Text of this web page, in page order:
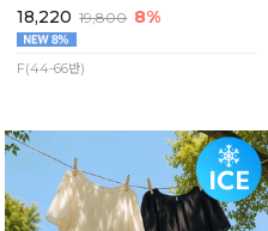
18,220 19,800 8%
F(44-66반)